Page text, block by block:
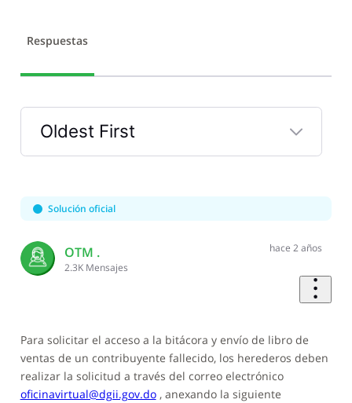
Respuestas
Oldest First
Selected
First
Solución oficial
OTM .
2.3K Mensajes
hace 2 años
Para solicitar el acceso a la bitácora y envío de libro de
ventas de un contribuyente fallecido, los herederos deben
realizar la solicitud a través del correo electrónico
oficinavirtual@dgii.gov.do, anexando la siguiente